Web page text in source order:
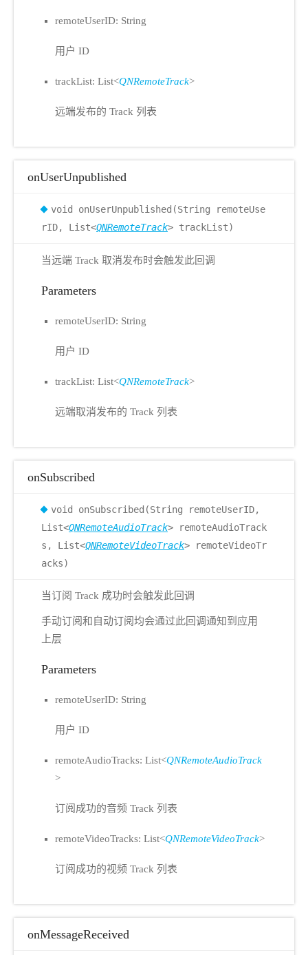
remoteUserID: String
用户 ID
trackList: List<QNRemoteTrack>
远端发布的 Track 列表
onUserUnpublished
void onUserUnpublished(String remoteUse
rID, List<QNRemoteTrack> trackList)
当远端 Track 取消发布时会触发此回调
Parameters
remoteUserID: String
用户 ID
trackList: List<QNRemoteTrack>
远端取消发布的 Track 列表
onSubscribed
void onSubscribed(String remoteUserID,
List<QNRemoteAudioTrack> remoteAudioTrack
s, List<QNRemoteVideoTrack> remoteVideoTr
acks)
当订阅 Track 成功时会触发此回调
手动订阅和自动订阅均会通过此回调通知到应用
上层
Parameters
remoteUserID: String
用户 ID
remoteAudioTracks: List<QNRemoteAudioTrack
>
订阅成功的音频 Track 列表
remoteVideoTracks: List<QNRemoteVideoTrack>
订阅成功的视频 Track 列表
onMessageReceived